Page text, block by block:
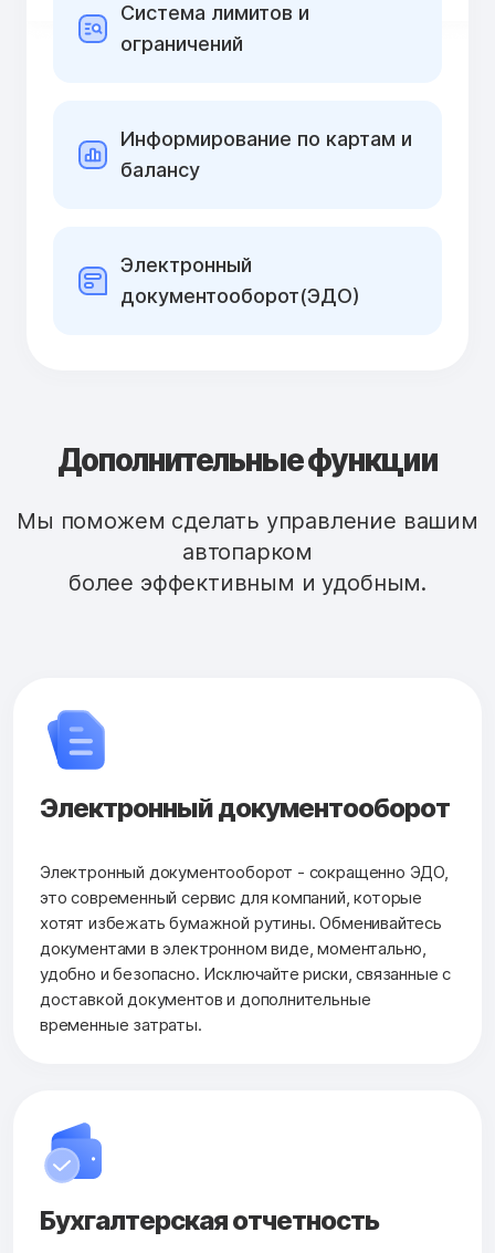
Cистема лимитов и
ограничений
Информирование по картам и
балансу
Электронный
документооборот(ЭДО)
Дополнительные функции
Мы поможем сделать управление вашим
автопарком
более эффективным и удобным.
Электронный документооборот
Электронный документооборот - сокращенно ЭДО,
это современный сервис для компаний, которые
хотят избежать бумажной рутины. Обменивайтесь
документами в электронном виде, моментально,
удобно и безопасно. Исключайте риски, связанные с
доставкой документов и дополнительные
временные затраты.
Бухгалтерскаяотчетность